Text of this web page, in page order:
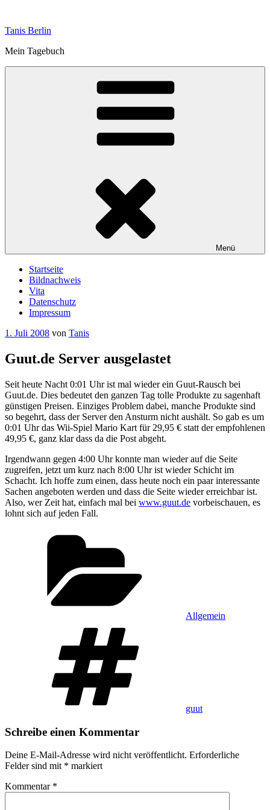
springen
Tanis Berlin
Mein Tagebuch
Menü
Startseite
Bildnachweis
Vita
Datenschutz
Impressum
Veröffentlicht
1. Juli 2008 von Tanis
Guut.de Server ausgelastet
Seit heute Nacht 0:01 Uhr ist mal wieder ein Guut-Rausch bei
Guut.de. Dies bedeutet den ganzen Tag tolle Produkte zu sagenhaft
günstigen Preisen. Einziges Problem dabei, manche Produkte sind
so begehrt, dass der Server den Ansturm nicht aushält. So gab es um
0:01 Uhr das Wii-Spiel Mario Kart für 29,95 € statt der empfohlenen
49,95 €, ganz klar dass da die Post abgeht.
Irgendwann gegen 4:00 Uhr konnte man wieder auf die Seite
zugreifen, jetzt um kurz nach 8:00 Uhr ist wieder Schicht im
Schacht. Ich hoffe zum einen, dass heute noch ein paar interessante
Sachen angeboten werden und dass die Seite wieder erreichbar ist.
Also, wer Zeit hat, einfach mal bei www.guut.de vorbeischauen, es
lohnt sich auf jeden Fall.
Allgemein
guut
Schreibe einen Kommentar
Deine E-Mail-Adresse wird nicht veröffentlicht. Erforderliche
Felder sind mit * markiert
Kommentar *